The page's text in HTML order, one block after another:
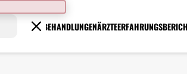
BEHANDLUNGENÄRZTE